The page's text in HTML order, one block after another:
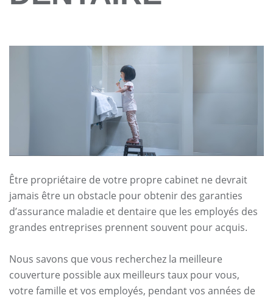
Être propriétaire de votre propre cabinet ne devrait
jamais être un obstacle pour obtenir des garanties
d’assurance maladie et dentaire que les employés des
grandes entreprises prennent souvent pour acquis.
Nous savons que vous recherchez la meilleure
couverture possible aux meilleurs taux pour vous,
votre famille et vos employés, pendant vos années de